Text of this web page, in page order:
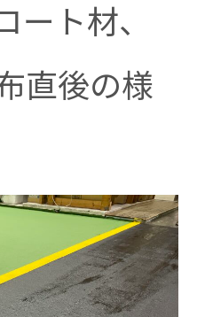
ート材、
直後の様